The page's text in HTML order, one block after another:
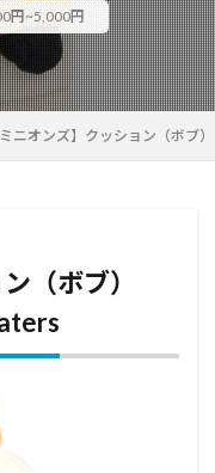
円~5,000円
ミニオンズ】クッション（ボ
ン（ボブ）